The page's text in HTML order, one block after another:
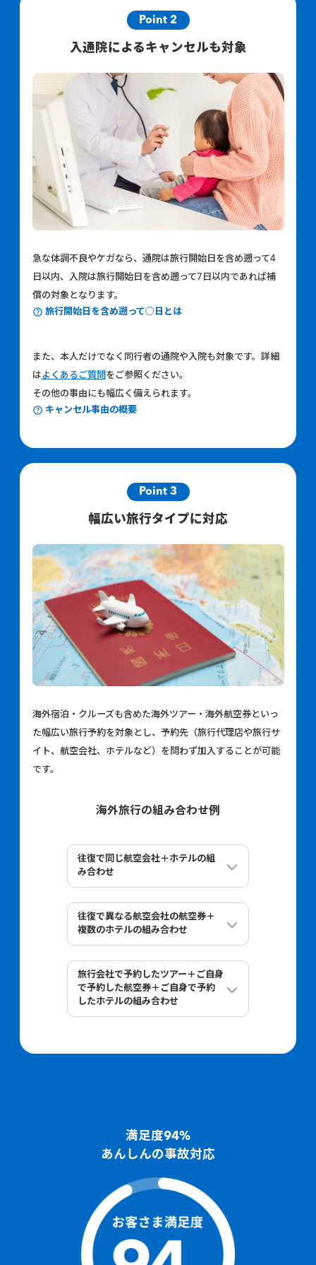
Point 2
入通院によるキャンセルも対象
急な体調不良やケガなら、通院は旅行開始日を含め遡って4
日以内、入院は旅行開始日を含め遡って7日以内であれば補
償の対象となります。
旅行開始日を含め遡って○日とは
また、本人だけでなく同行者の通院や入院も対象です。詳細
はよくあるご質問 をご参照ください。
その他の事由にも幅広く備えられます。
キャンセル事由の概要
Point 3
幅広い旅行タイプに対応
海外宿泊・クルーズも含めた海外ツアー・海外航空券といっ
た幅広い旅行予約を対象とし、予約先（旅行代理店や旅行サ
イト、航空会社、ホテルなど）を問わず加入することが可能
です。
海外旅行の組み合わせ例
往復で同じ航空会社＋ホテルの組
み合わせ
往復航空券
15万円
予約代金の合計 30 万円
往復で異なる航空会社の航空券＋
複数のホテルの組み合わせ
往路航空券
10万円
Dホテル 15万円
旅行会社で予約したツアー＋ご自身
で予約した航空券＋ご自身で予約
したホテルの組み合わせ
予約代金の合計 100 万円
100万円
満足度94%
あんしんの事故対応